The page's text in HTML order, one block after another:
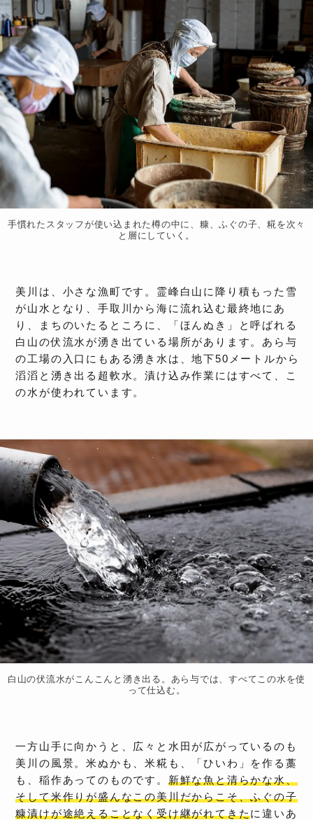
手慣れたスタッフが使い込まれた樽の中に、糠、ふぐの子、糀を次々
と層にしていく。
美川は、小さな漁町です。霊峰白山に降り積もった雪
が山水となり、手取川から海に流れ込む最終地にあ
り、まちのいたるところに、「ほんぬき」と呼ばれる
白山の伏流水が湧き出ている場所があります。あら与
の工場の入口にもある湧き水は、地下50メートルから
滔滔と湧き出る超軟水。漬け込み作業にはすべて、こ
の水が使われています。
白山の伏流水がこんこんと湧き出る。あら与では、すべてこの水を使
って仕込む。
一方山手に向かうと、広々と水田が広がっているのも
美川の風景。米ぬかも、米糀も、「ひいわ」を作る藁
も、稲作あってのものです。 新鮮な魚と清らかな水、
そして米作りが盛んなこの美川だからこそ、ふぐの子
糠漬けが途絶えることなく受け継がれてきたに違いあ